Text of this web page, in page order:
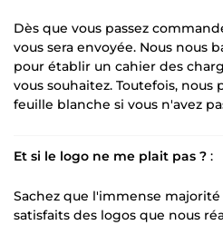
Dès que vous passez
vous sera envoyée. Nous nous
pour établir un cahier des
vous souhaitez. Toutefois,
feuille blanche si vous n'avez
Et si le logo ne me plait pas ? :
Sachez que l'immense
satisfaits des logos que nous